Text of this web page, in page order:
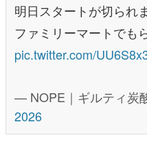
明日スタートが切られ
ファミリーマートでも
pic.twitter.com/
— NOPE｜ギルティ炭
2026